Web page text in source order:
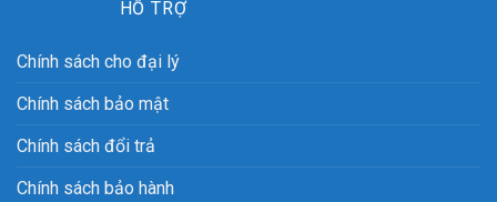
HỖ TRỢ
Chính sách cho đại lý
Chính sách bảo mật
Chính sách đổi trả
Chính sách bảo hành